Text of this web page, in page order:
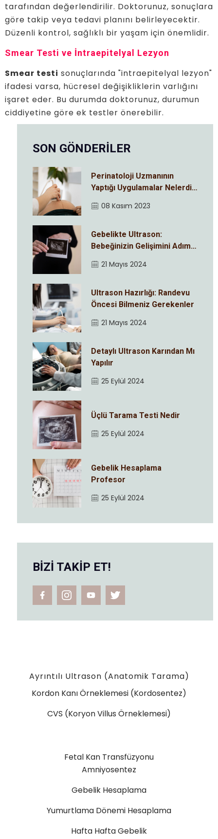
tarafından değerlendirilir. Doktorunuz, sonuçlara
göre takip veya tedavi planını belirleyecektir.
Düzenli kontrol, sağlıklı bir yaşam için önemlidir.
Smear Testi ve İntraepitelyal Lezyon
Smear testi sonuçlarında "intraepitelyal lezyon"
ifadesi varsa, hücresel değişikliklerin varlığını
işaret eder. Bu durumda doktorunuz, durumun
ciddiyetine göre ek testler önerebilir.
SON GÖNDERİLER
Perinatoloji Uzmanının
Yaptığı Uygulamalar Nelerdir
08 Kasım 2023
Gebelikte Ultrason:
Bebeğinizin Gelişimini Adım
21 Mayıs 2024
Ultrason Hazırlığı: Randevu
Öncesi Bilmeniz Gerekenler
21 Mayıs 2024
Detaylı Ultrason Karından Mı
Yapılır
25 Eylül 2024
Üçlü Tarama Testi Nedir
25 Eylül 2024
Gebelik Hesaplama
Profesor
25 Eylül 2024
BİZİ TAKİP ET!
Ayrıntılı Ultrason (Anatomik Tarama)
Kordon Kanı Örneklemesi (Kordosentez)
CVS (Koryon Villus Örneklemesi)
Fetal Kan Transfüzyonu
Amniyosentez
Gebelik Hesaplama
Yumurtlama Dönemi Hesaplama
Hafta Hafta Gebelik